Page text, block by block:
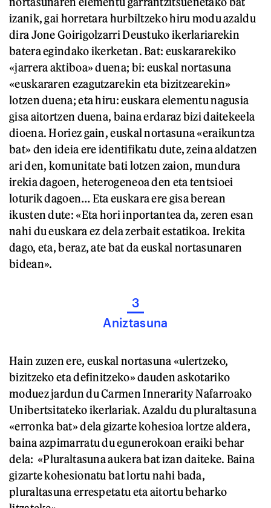
izanik, gai horretara hurbiltzeko hiru modu azaldu
dira Jone Goirigolzarri Deustuko ikerlariarekin
batera egindako ikerketan. Bat: euskararekiko
«jarrera aktiboa» duena; bi: euskal nortasuna
«euskararen ezagutzarekin eta bizitzearekin»
lotzen duena; eta hiru: euskara elementu nagusia
gisa aitortzen duena, baina erdaraz bizi daitekeela
dioena. Horiez gain, euskal nortasuna «eraikuntza
bat» den ideia ere identifikatu dute, zeina aldatzen
ari den, komunitate bati lotzen zaion, mundura
irekia dagoen, heterogeneoa den eta tentsioei
loturik dagoen… Eta euskara ere gisa berean
ikusten dute: «Eta hori inportantea da, zeren esan
nahi du euskara ez dela zerbait estatikoa. Irekita
dago, eta, beraz, ate bat da euskal nortasunaren
bidean».
3
Aniztasuna
Hain zuzen ere, euskal nortasuna «ulertzeko,
bizitzeko eta definitzeko» dauden askotariko
moduez jardun du Carmen Innerarity Nafarroako
Unibertsitateko ikerlariak. Azaldu du pluraltasuna
«erronka bat» dela gizarte kohesioa lortze aldera,
baina azpimarratu du egunerokoan eraiki behar
dela: «Pluraltasuna aukera bat izan daiteke. Baina
gizarte kohesionatu bat lortu nahi bada,
pluraltasuna errespetatu eta aitortu beharko